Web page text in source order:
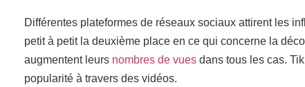
Différentes plateformes de réseaux sociaux attirent les
petit à petit la deuxième place en ce qui concerne la
augmentent leurs nombres de vues dans tous les cas.
popularité à travers des vidéos.